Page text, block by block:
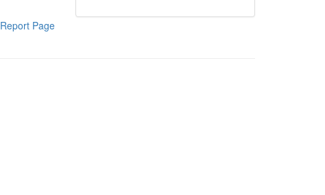
Report Page